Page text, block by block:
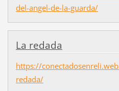
del-angel-de-la-guarda/
La redada
https://
redada/